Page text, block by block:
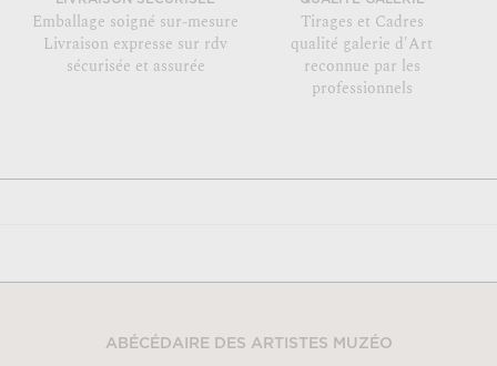
Emballage soigné sur-mesure
Livraison expresse sur rdv
sécurisée et assurée
Tirages et Cadres
qualité galerie d'Art
reconnue par les
professionnels
ABÉCÉDAIRE DES ARTISTES MUZÉO